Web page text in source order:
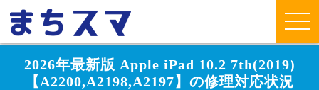
2026年最新版 Apple iPad 10.2 7th(2019)
【A2200,A2198,A2197】の修理対応状況